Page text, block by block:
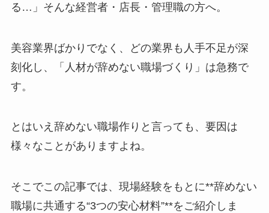
る…」そんな経営者・店長・管理職の方へ。
美容業界ばかりでなく、どの業界も人手不足が深
刻化し、「人材が辞めない職場づくり」は急務で
す。
とはいえ辞めない職場作りと言っても、要因は
様々なことがありますよね。
そこでこの記事では、現場経験をもとに**辞めない
職場に共通する“3つの安心材料”**をご紹介しま